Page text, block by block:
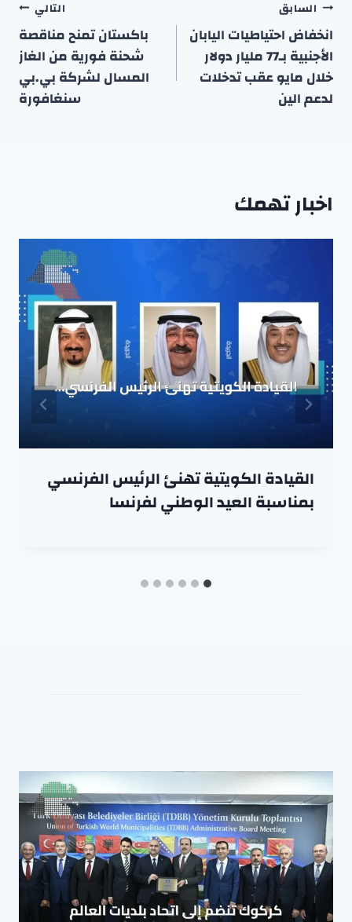
تصفّح
المقالات
السابق
انخفاض احتياطيات اليابان
الأجنبية بـ77 مليار دولار
خلال مايو عقب تدخلات
لدعم الين
التالي
باكستان تمنح مناقصة
شحنة فورية من الغاز
المسال لشركة بي.بي
سنغافورة
اخبار تهمك
القيادة الكويتية تهنئ الرئيس الفرنسي
بمناسبة العيد الوطني لفرنسا